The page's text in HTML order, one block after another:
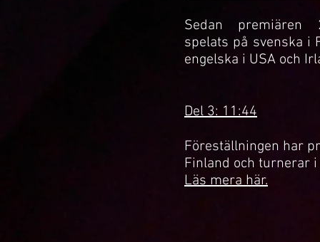
Sedan premiären
spelats på svenska i
engelska i USA och
Del 3: 11:44
Föreställningen har
Finland och turnerar i
Läs mera här.